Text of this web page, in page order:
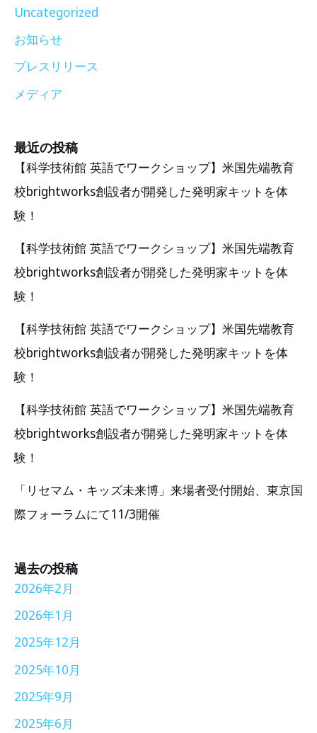
Uncategorized
お知らせ
プレスリリース
メディア
最近の投稿
【科学技術館 英語でワークショップ】米国先端教育
校brightworks創設者が開発した発明家キットを体
験！
【科学技術館 英語でワークショップ】米国先端教育
校brightworks創設者が開発した発明家キットを体
験！
【科学技術館 英語でワークショップ】米国先端教育
校brightworks創設者が開発した発明家キットを体
験！
【科学技術館 英語でワークショップ】米国先端教育
校brightworks創設者が開発した発明家キットを体
験！
「リセマム・キッズ未来博」来場者受付開始、東京国
際フォーラムにて11/3開催
過去の投稿
2026年2月
2026年1月
2025年12月
2025年10月
2025年9月
2025年6月